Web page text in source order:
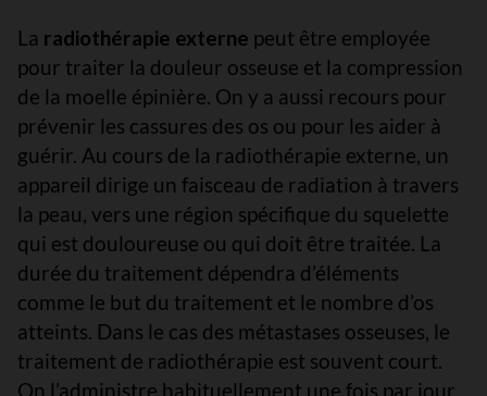
La radiothérapie externe peut être employée
pour traiter la douleur osseuse et la compression
de la moelle épinière. On y a aussi recours pour
prévenir les cassures des os ou pour les aider à
guérir. Au cours de la radiothérapie externe, un
appareil dirige un faisceau de radiation à travers
la peau, vers une région spécifique du squelette
qui est douloureuse ou qui doit être traitée. La
durée du traitement dépendra d’éléments
comme le but du traitement et le nombre d’os
atteints. Dans le cas des métastases osseuses, le
traitement de radiothérapie est souvent court.
On l’administre habituellement une fois par jour